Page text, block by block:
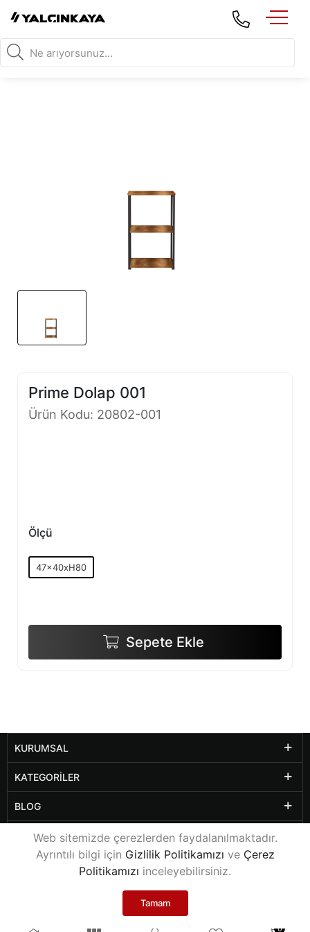
Web sitemizde çerezlerden faydalanılmaktadır.
Ayrıntılı bilgi için Gizlilik Politikamızı ve Çerez
Politikamızı inceleyebilirsiniz.
Tamam
0
Prime Dolap 001
Ürün Kodu: 20802-001
Ölçü
47x40xH80
Sepete Ekle
KURUMSAL
KATEGORILER
BLOG
DIĞER SAYFALAR
www.yalcinkayaofis.com
Rexa Web Tasarım Ajansı